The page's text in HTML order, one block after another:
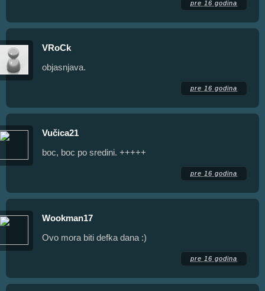
pre 16 godina
VRoCk
objasnjava.
pre 16 godina
Vučica21
boc, boc po sredini. +++++
pre 16 godina
Wookman17
Ovo mora biti defka dana :)
pre 16 godina